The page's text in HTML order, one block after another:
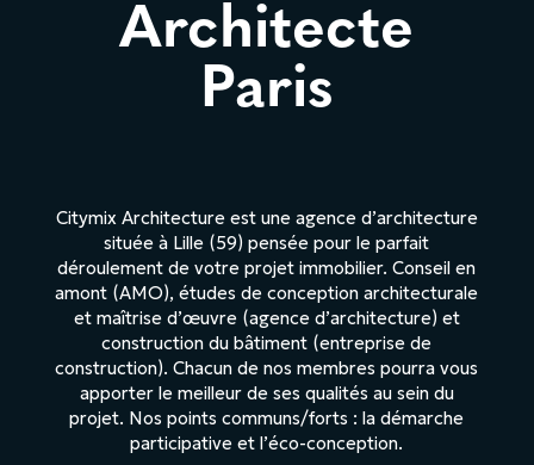
Architecte
Paris
Citymix Architecture est une agence d’architecture
située à Lille (59) pensée pour le parfait
déroulement de votre projet immobilier. Conseil en
amont (AMO), études de conception architecturale
et maîtrise d’œuvre (agence d’architecture) et
construction du bâtiment (entreprise de
construction). Chacun de nos membres pourra vous
apporter le meilleur de ses qualités au sein du
projet. Nos points communs/forts : la démarche
participative et l’éco-conception.